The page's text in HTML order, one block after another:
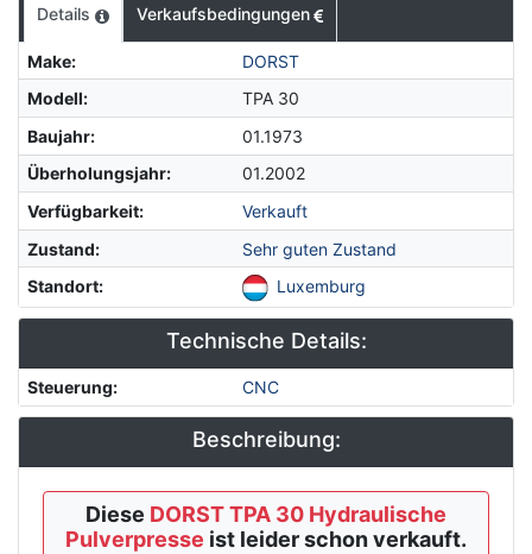
Details Verkaufsbedingungen
Make:
DORST
Modell:
TPA 30
Baujahr:
01.1973
Überholungsjahr:
01.2002
Verfügbarkeit:
Verkauft
Zustand:
Sehr guten Zustand
Standort: Luxemburg
Technische Details:
Steuerung: CNC
Beschreibung:
Diese DORST TPA 30 Hydraulische
Pulverpresse ist leider schon verkauft.